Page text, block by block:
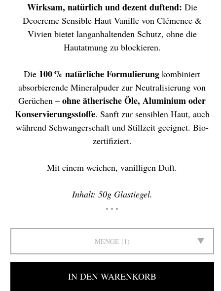
Wirksam, natürlich und dezent duftend: Die
Deocreme Sensible Haut Vanille von Clémence &
Vivien bietet langanhaltenden Schutz, ohne die
Hautatmung zu blockieren.
Die 100 % natürliche Formulierung kombiniert
absorbierende Mineralpuder zur Neutralisierung von
Gerüchen –ohne ätherische Öle, Aluminium oder
Konservierungsstoffe. Sanft zur sensiblen Haut, auch
während Schwangerschaft und Stillzeit geeignet. Bio-
zertifiziert.
Mit einem weichen, vanilligen Duft.
Inhalt: 50g Glastiegel.
MENGE 1
IN DEN WARENKORB